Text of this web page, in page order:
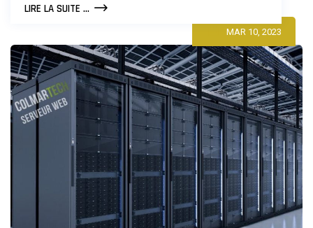
LIRE LA SUITE ...CLOUD
VOTRE
ENTREPRISE
:
AVANTAGES
ET
INCONVÉNIENTS
MAR 10, 2023